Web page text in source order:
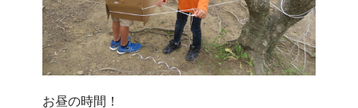
お昼の時間！